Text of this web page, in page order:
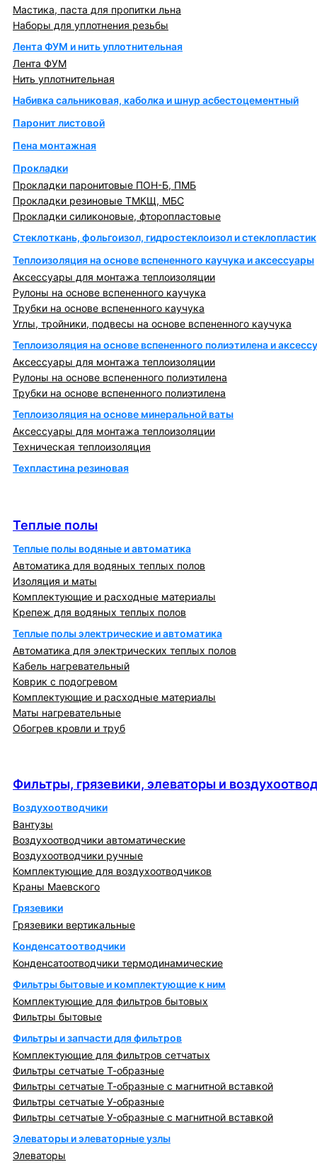
Мастика, паста для пропитки льна
Наборы для уплотнения резьбы
Лента ФУМ и нить уплотнительная
Лента ФУМ
Нить уплотнительная
Набивка сальниковая, каболка и шнур асбестоцементный
Паронит листовой
Пена монтажная
Прокладки
Прокладки паронитовые ПОН-Б, ПМБ
Прокладки резиновые ТМКЩ, МБС
Прокладки силиконовые, фторопластовые
Стеклоткань, фольгоизол, гидростеклоизол и стеклопластик
Теплоизоляция на основе вспененного каучука и аксессуары
Аксессуары для монтажа теплоизоляции
Рулоны на основе вспененного каучука
Трубки на основе вспененного каучука
Углы, тройники, подвесы на основе вспененного каучука
Теплоизоляция на основе вспененного полиэтилена и
Аксессуары для монтажа теплоизоляции
Рулоны на основе вспененного полиэтилена
Трубки на основе вспененного полиэтилена
Теплоизоляция на основе минеральной ваты
Аксессуары для монтажа теплоизоляции
Техническая теплоизоляция
Техпластина резиновая
Теплые полы
Теплые полы водяные и автоматика
Автоматика для водяных теплых полов
Изоляция и маты
Комплектующие и расходные материалы
Крепеж для водяных теплых полов
Теплые полы электрические и автоматика
Автоматика для электрических теплых полов
Кабель нагревательный
Коврик с подогревом
Комплектующие и расходные материалы
Маты нагревательные
Обогрев кровли и труб
Фильтры, грязевики, элеваторы и
Воздухоотводчики
Вантузы
Воздухоотводчики автоматические
Воздухоотводчики ручные
Комплектующие для воздухоотводчиков
Краны Маевского
Грязевики
Грязевики вертикальные
Конденсатоотводчики
Конденсатоотводчики термодинамические
Фильтры бытовые и комплектующие к ним
Комплектующие для фильтров бытовых
Фильтры бытовые
Фильтры и запчасти для фильтров
Комплектующие для фильтров сетчатых
Фильтры сетчатые Т-образные
Фильтры сетчатые Т-образные с магнитной вставкой
Фильтры сетчатые У-образные
Фильтры сетчатые У-образные с магнитной вставкой
Элеваторы и элеваторные узлы
Элеваторы